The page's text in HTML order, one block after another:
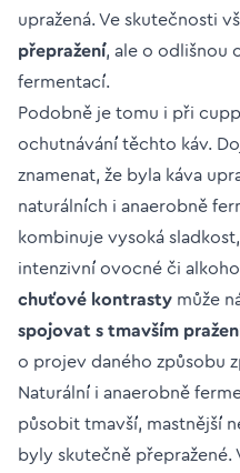
upražená. Ve skutečnosti
přepražení, ale o odlišnou
fermentací.
Podobně je tomu i při
ochutnávání těchto káv.
znamenat, že byla káva
naturálních i anaerobně
kombinuje vysoká
intenzivní ovocné či
chuťové kontrasty může
spojovat s tmavším
o projev daného způsobu
Naturální i anaerobně
působit tmavší, mastnější
byly skutečně přepražené.